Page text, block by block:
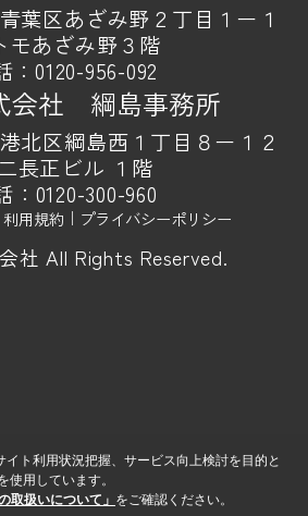
葉区あざみ野２丁目１ー１
モあざみ野３階
：0120-956-092
会社 綱島事務所
北区綱島西１丁目８ー１２
長正ビル １階
： 0120-300-960
利用規約 ｜ プライバシーポリシー
社 All Rights Reserved.
ト利用状況把握、サービス向上検討を目的と
使用しています。
取扱いについて」 をご確認ください。